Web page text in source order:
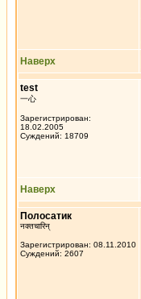
Наверх
test
一心
Зарегистрирован:
18.02.2005
Суждений: 18709
Наверх
Полосатик
नक्तचारिन्
Зарегистрирован: 08.11.2010
Суждений: 2607